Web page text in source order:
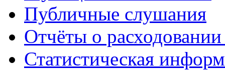
Публичные слушания
Отчёты о
Статистическая